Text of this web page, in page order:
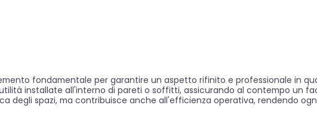
fondamentale per garantire un aspetto rifinito e professionale in
installate all'interno di pareti o soffitti, assicurando al contempo un
degli spazi, ma contribuisce anche all'efficienza operativa, rendendo